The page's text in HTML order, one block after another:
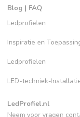
Blog | FAQ
Ledprofielen
Inspiratie en
Ledprofielen
LED-techniek-
LedProfiel.nl
Neem voor vragen